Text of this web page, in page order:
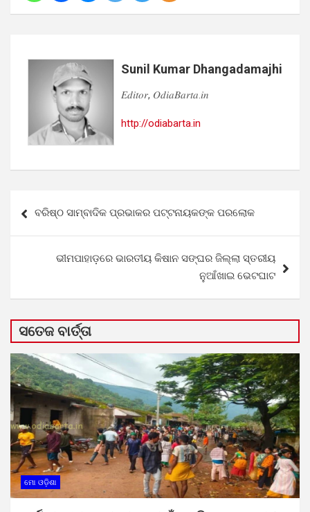
Sunil Kumar Dhangadamajhi
𝐸𝑑𝑖𝑡𝑜𝑟, 𝑂𝑑𝑖𝑎𝐵𝑎𝑟𝑡𝑎.𝑖𝑛
http://odiabarta.in
navigation
ବରିଷ୍ଠ ସାମ୍ବାଦିକ ପ୍ରଭାକର ପଟ୍ଟନାୟକଙ୍କ ପରଲୋକ
ଭୀମପାହାଡ଼ରେ ଭାରତୀୟ କିଷାନ ସଙ୍ଘର ଜିଲ୍ଲା ସ୍ତରୀୟ
ନୁଆଁଖାଇ ଭେଟଘାଟ
ସତେଜ ବାର୍ତ୍ତା
ମୋ ଓଡ଼ିଶା